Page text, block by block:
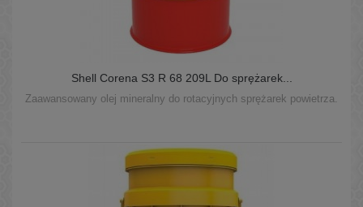
Shell Corena S3 R 68 209L Do sprężarek...
Zaawansowany olej mineralny do rotacyjnych sprężarek powietrza.